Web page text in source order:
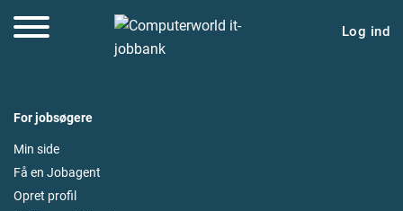
Log ind
For jobsøgere
Min side
Få en Jobagent
Opret profil